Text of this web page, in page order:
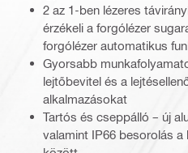
2 az 1-ben lézeres
érzékeli a forgólézer
forgólézer automatikus
Gyorsabb
lejtőbevitel és a
alkalmazásokat
Tartós és cseppálló – új
valamint IP66 besorolás